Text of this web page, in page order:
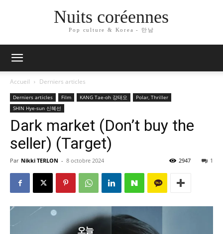
Nuits coréennes
Pop culture & Korea - 만남
Accueil Derniers articles
Derniers articles Film KANG Tae-oh 강태오
Polar, Thriller
SHIN Hye-sun 신혜선
Dark market (Don’t buy the
seller) (Target)
Par Nikki TERLON - 8 octobre 2024 1
2947